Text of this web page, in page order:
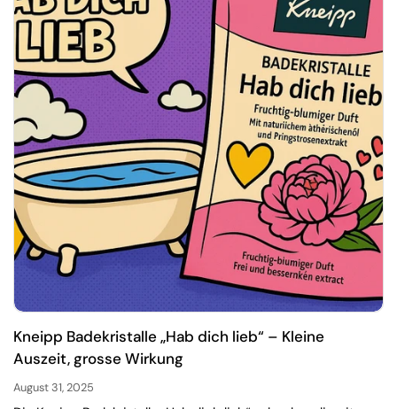
Kneipp Badekristalle „Hab dich lieb“ – Kleine
Auszeit, grosse Wirkung
August 31, 2025